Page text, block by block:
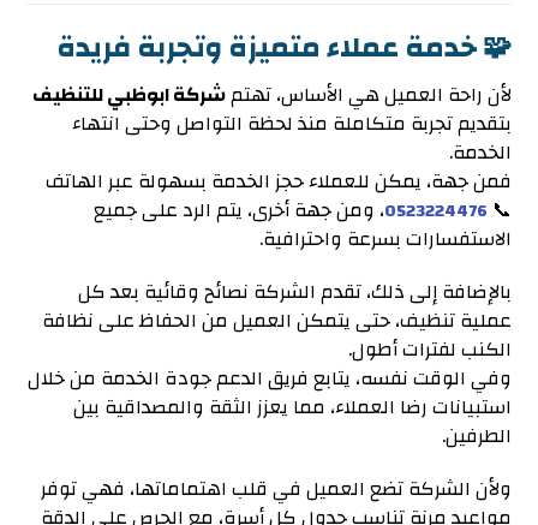
🧩 خدمة عملاء متميزة وتجربة فريدة
لأن راحة العميل هي الأساس، تهتمشركة ابوظبي للتنظيف
بتقديم تجربة متكاملة منذ لحظة التواصل وحتى انتهاء
الخدمة.
فمن جهة، يمكن للعملاء حجز الخدمة بسهولة عبر الهاتف
📞
0523224476، ومن جهة أخرى، يتم الرد على جميع
الاستفسارات بسرعة واحترافية.
بالإضافة إلى ذلك، تقدم الشركة نصائح وقائية بعد كل
عملية تنظيف، حتى يتمكن العميل من الحفاظ على نظافة
الكنب لفترات أطول.
وفي الوقت نفسه، يتابع فريق الدعم جودة الخدمة من خلال
استبيانات رضا العملاء، مما يعزز الثقة والمصداقية بين
الطرفين.
ولأن الشركة تضع العميل في قلب اهتماماتها، فهي توفر
مواعيد مرنة تناسب جدول كل أسرة، مع الحرص على الدقة